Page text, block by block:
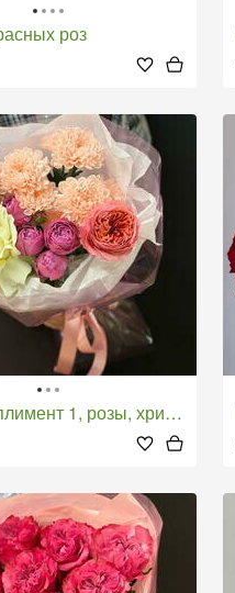
роз
1, розы, хризантема, маттиола